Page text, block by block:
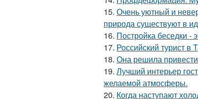
15. Очень уютный и
природа существуют в
16. Постройка беседки -
17. Российский турист в
18. Она решила
19. Лучший интерьер
желаемой атмосферы.
20. Когда наступают